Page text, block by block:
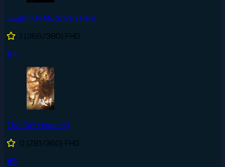
Luyện Khí Mười Vạn Năm
1 (366/380) FHD
#4
Thế Giới Hoàn Mỹ
0 (281/360) FHD
#5